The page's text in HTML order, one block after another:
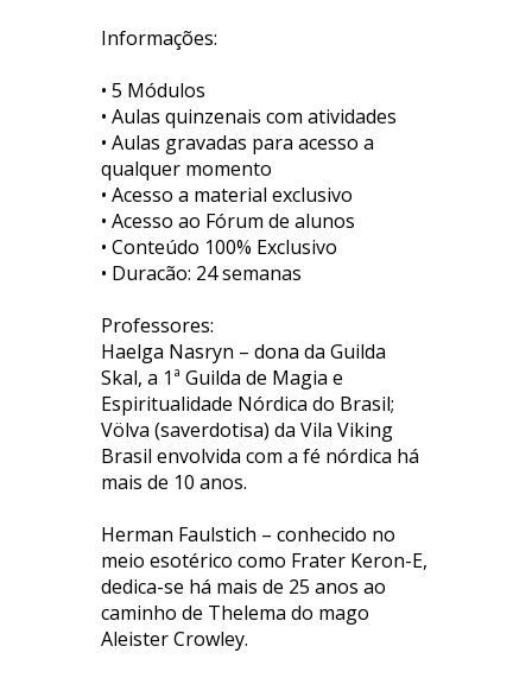
Informações:
• 5 Módulos
• Aulas quinzenais com atividades
• Aulas gravadas para acesso a
qualquer momento
• Acesso a material exclusivo
• Acesso ao Fórum de alunos
• Conteúdo 100% Exclusivo
• Duracão: 24 semanas
Professores:
Haelga Nasryn – dona da Guilda
Skal, a 1ª Guilda de Magia e
Espiritualidade Nórdica do Brasil;
Völva (saverdotisa) da Vila Viking
Brasil envolvida com a fé nórdica há
mais de 10 anos.
Herman Faulstich – conhecido no
meio esotérico como Frater Keron-E,
dedica-se há mais de 25 anos ao
caminho de Thelema do mago
Aleister Crowley.